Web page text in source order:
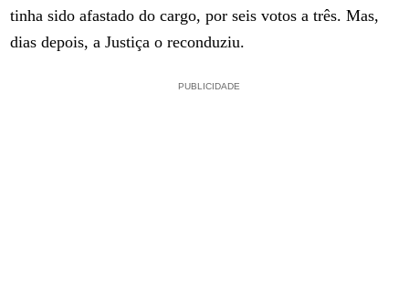
tinha sido afastado do cargo, por seis votos a três. Mas,
dias depois, a Justiça o reconduziu.
PUBLICIDADE